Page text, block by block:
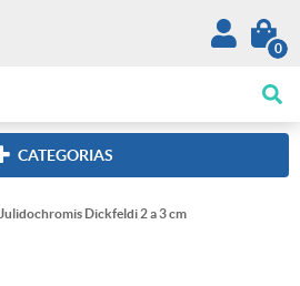
0
CATEGORIAS
Julidochromis Dickfeldi 2 a 3 cm